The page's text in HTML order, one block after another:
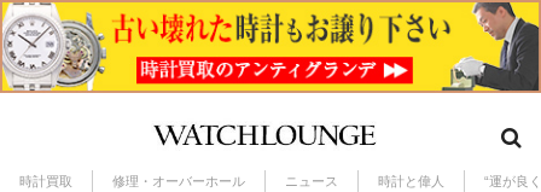
時計買取 修理・オーバーホール ニュース 時計と偉人 “運が良